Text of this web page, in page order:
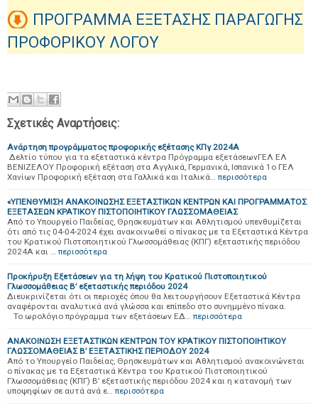
ΠΡΟΓΡΑΜΜΑ ΕΞΕΤΑΣΗΣ ΠΑΡΑΓΩΓΗΣ
ΠΡΟΦΟΡΙΚΟΥ ΛΟΓΟΥ
Σχετικές Αναρτήσεις:
Ανάρτηση προγράμματος προφορικής εξέτασης ΚΠγ 2024Α
Δελτίο τύπου για τα εξεταστικά κέντρα Πρόγραμμα εξετάσεωνΓΕΛ ΕΛ
ΒΕΝΙΖΕΛΟΥ Προφορική εξέταση στα Αγγλικά, Γερμανικά, Ισπανικά 1ο ΓΕΛ
Χανίων Προφορική εξέταση στα Γαλλικά και Ιταλικά… περισσότερα
«ΥΠΕΝΘΥΜΙΣΗ ΑΝΑΚΟΙΝΩΣΗΣ ΕΞΕΤΑΣΤΙΚΩΝ ΚΕΝΤΡΩΝ ΚΑΙ ΠΡΟΓΡΑΜΜΑΤΟΣ
ΕΞΕΤΑΣΕΩΝ ΚΡΑΤΙΚΟΥ ΠΙΣΤΟΠΟΙΗΤΙΚΟΥ ΓΛΩΣΣΟΜΑΘΕΙΑΣ
Από το Υπουργείο Παιδείας, Θρησκευμάτων και Αθλητισμού υπενθυμίζεται
ότι από τις 04-04-2024 έχει ανακοινωθεί ο πίνακας με τα Εξεταστικά Κέντρα
του Κρατικού Πιστοποιητικού Γλωσσομάθειας (ΚΠΓ) εξεταστικής περιόδου
2024A και … περισσότερα
Προκήρυξη Εξετάσεων για τη λήψη του Κρατικού Πιστοποιητικού
Γλωσσομάθειας Β’ εξεταστικής περιόδου 2024
Διευκρινίζεται ότι οι περιοχές όπου θα λειτουργήσουν Εξεταστικά Κέντρα
αναφέρονται αναλυτικά ανά γλώσσα και επίπεδο στο συνημμένο πίνακα.
Το ωρολόγιο πρόγραμμα των εξετάσεων ΕΔ… περισσότερα
ΑΝΑΚΟΙΝΩΣΗ ΕΞΕΤΑΣΤΙΚΩΝ ΚΕΝΤΡΩΝ ΤΟΥ ΚΡΑΤΙΚΟΥ ΠΙΣΤΟΠΟΙΗΤΙΚΟΥ
ΓΛΩΣΣΟΜΑΘΕΙΑΣ Β’ ΕΞΕΤΑΣΤΙΚΗΣ ΠΕΡΙΟΔΟΥ 2024
Από το Υπουργείο Παιδείας, Θρησκευμάτων και Αθλητισμού ανακοινώνεται
ο πίνακας με τα Εξεταστικά Κέντρα του Κρατικού Πιστοποιητικού
Γλωσσομάθειας (ΚΠΓ) Β’ εξεταστικής περιόδου 2024 και η κατανομή των
υποψηφίων σε αυτά ανά ε… περισσότερα